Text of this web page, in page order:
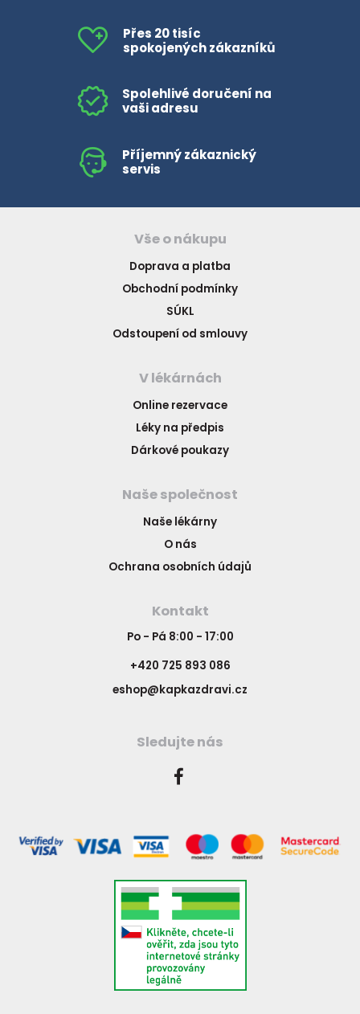
Přes 20 tisíc
spokojených zákazníků
Spolehlivé doručení na
vaši adresu
Příjemný zákaznický
servis
Vše o nákupu
Doprava a platba
Obchodní podmínky
SÚKL
Odstoupení od smlouvy
V lékárnách
Online rezervace
Léky na předpis
Dárkové poukazy
Naše společnost
Naše lékárny
O nás
Ochrana osobních údajů
Kontakt
Po - Pá 8:00 - 17:00
+420 725 893 086
eshop@kapkazdravi.cz
Sledujte nás